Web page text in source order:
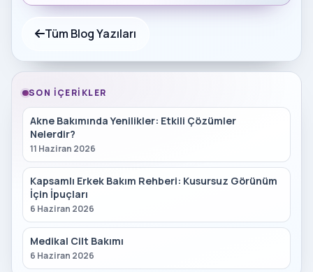
Tüm Blog Yazıları
SON İÇERIKLER
Akne Bakımında Yenilikler: Etkili Çözümler
Nelerdir?
11 Haziran 2026
Kapsamlı Erkek Bakım Rehberi: Kusursuz Görünüm
İçin İpuçları
6 Haziran 2026
Medikal Cilt Bakımı
6 Haziran 2026